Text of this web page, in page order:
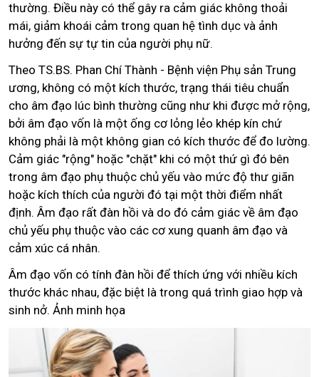
thường. Điều này có thể gây ra cảm giác không thoải
mái, giảm khoái cảm trong quan hệ tình dục và ảnh
hưởng đến sự tự tin của người phụ nữ.
Theo TS.BS. Phan Chí Thành - Bệnh viện Phụ sản Trung
ương, không có một kích thước, trạng thái tiêu chuẩn
cho âm đạo lúc bình thường cũng như khi được mở rộng,
bởi âm đạo vốn là một ống cơ lỏng lẻo khép kín chứ
không phải là một không gian có kích thước để đo lường.
Cảm giác "rộng" hoặc "chặt" khi có một thứ gì đó bên
trong âm đạo phụ thuộc chủ yếu vào mức độ thư giãn
hoặc kích thích của người đó tại một thời điểm nhất
định. Âm đạo rất đàn hồi và do đó cảm giác về âm đạo
chủ yếu phụ thuộc vào các cơ xung quanh âm đạo và
cảm xúc cá nhân.
Âm đạo vốn có tính đàn hồi để thích ứng với nhiều kích
thước khác nhau, đặc biệt là trong quá trình giao hợp và
sinh nở. Ảnh minh họa